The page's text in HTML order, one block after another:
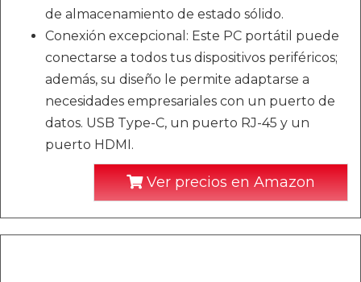
de almacenamiento de estado sólido.
Conexión excepcional: Este PC portátil puede
conectarse a todos tus dispositivos periféricos;
además, su diseño le permite adaptarse a
necesidades empresariales con un puerto de
datos. USB Type-C, un puerto RJ-45 y un
puerto HDMI.
Ver precios en Amazon